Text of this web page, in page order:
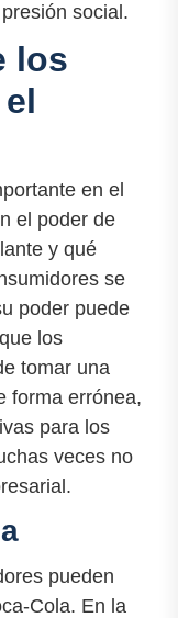
social.
los
en el
el poder de
y qué
se
poder puede
los
tomar una
forma errónea,
para los
veces no
pueden
Cola. En la